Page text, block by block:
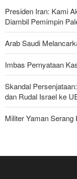
Presiden Iran: Kami
Diambil Pemimpin
Arab Saudi
Imbas Pernyataan
Skandal
dan Rudal Israel ke
Militer Yaman